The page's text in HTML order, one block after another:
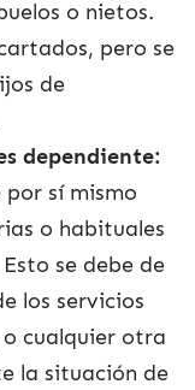
o nietos.
pero se
de
dependiente:
sí mismo
o habituales
se debe de
los servicios
cualquier otra
la situación de